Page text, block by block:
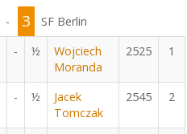
- 3
SF Berlin
- ½
Wojciech
Moranda
2525 1
- ½
Jacek
Tomczak
2545 2